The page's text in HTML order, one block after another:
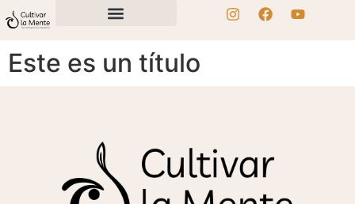
Este es un título